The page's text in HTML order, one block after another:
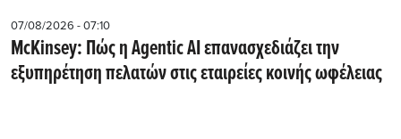
07/08/2026 - 07:10
McKinsey: Πώς η Agentic AI επανασχεδιάζει την
εξυπηρέτηση πελατών στις εταιρείες κοινής ωφέλειας